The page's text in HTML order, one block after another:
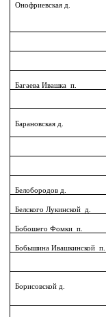
Онофриевская д.
Багаева Ивашка п.
Барановская д.
Белобородов д.
Белского Лукинской д.
Бобошего Фомки п.
Бобышина Ивашкинской п.
Борисовской д.